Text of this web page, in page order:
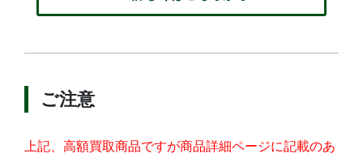
ご注意
上記、高額買取商品ですが商品詳細ページに記載のあ